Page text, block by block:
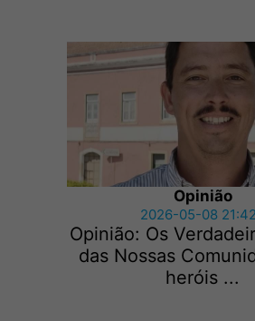
Opinião
2026-05-08
Opinião: Os
das Nossas
heróis ...